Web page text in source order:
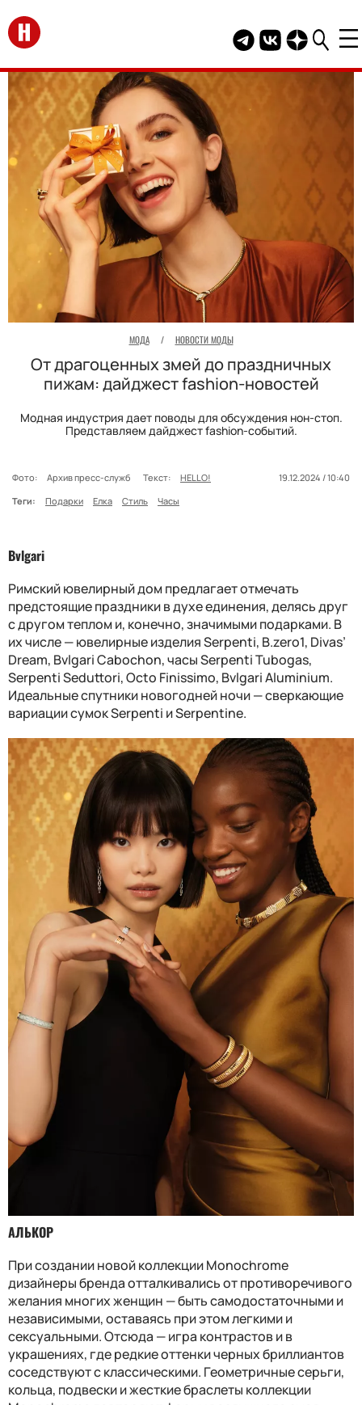
Перейти на главную
Telegram канал
Группа HELLO
Канал
МОДА / НОВОСТИ МОДЫ
От драгоценных змей до праздничных
пижам: дайджест fashion-новостей
Модная индустрия дает поводы для обсуждения нон-стоп.
Представляем дайджест fashion-событий.
Фото: Архив пресс-служб Текст: HELLO!
19.12.2024 / 10:40
Теги:
Подарки Елка Стиль Часы
Bvlgari
Римский ювелирный дом предлагает отмечать
предстоящие праздники в духе единения, делясь друг
с другом теплом и, конечно, значимыми подарками. В
их числе — ювелирные изделия Serpenti, B.zero1, Divas’
Dream, Bvlgari Cabochon, часы Serpenti Tubogas,
Serpenti Seduttori, Octo Finissimo, Bvlgari Aluminium.
Идеальные спутники новогодней ночи — сверкающие
вариации сумок Serpenti и Serpentine.
АЛЬКОР
При создании новой коллекции Monochrome
дизайнеры бренда отталкивались от противоречивого
желания многих женщин — быть самодостаточными и
независимыми, оставаясь при этом легкими и
сексуальными. Отсюда — игра контрастов и в
украшениях, где редкие оттенки черных бриллиантов
соседствуют с классическими. Геометричные серьги,
кольца, подвески и жесткие браслеты коллекции